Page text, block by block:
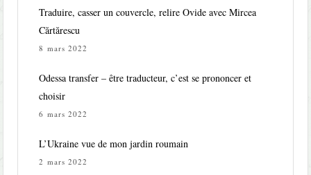
Traduire, casser un couvercle, relire Ovide avec Mircea
Cărtărescu
8 mars 2022
Odessa transfer – être traducteur, c’est se prononcer et
choisir
6 mars 2022
L’Ukraine vue de mon jardin roumain
2 mars 2022